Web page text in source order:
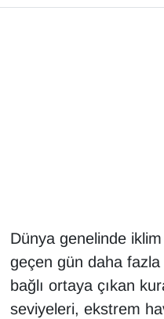
Dünya genelinde
geçen gün daha
bağlı ortaya çıkan
seviyeleri, ekstrem
Emlak
HABERDE İNSAN
İngilizce